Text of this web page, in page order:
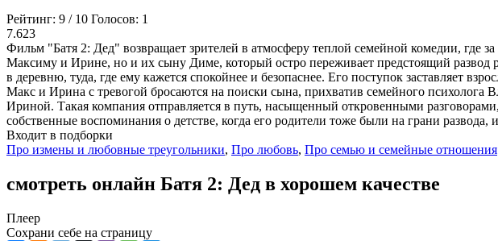
Рейтинг: 9 / 10 Голосов: 1
7.623
Фильм "Батя 2: Дед" возвращает зрителей в атмосферу теплой семейной комедии, где
Максиму и Ирине, но и их сыну Диме, который остро переживает предстоящий развод
в деревню, туда, где ему кажется спокойнее и безопаснее. Его поступок заставляет
Макс и Ирина с тревогой бросаются на поиски сына, прихватив семейного психолога
Ириной. Такая компания отправляется в путь, насыщенный откровенными
собственные воспоминания о детстве, когда его родители тоже были на грани
Входит в подборки
Про измены и любовные треугольники, Про любовь, Про семью и семейные отношения
смотреть онлайн Батя 2: Дед в хорошем качестве
Плеер
Сохрани себе на страницу